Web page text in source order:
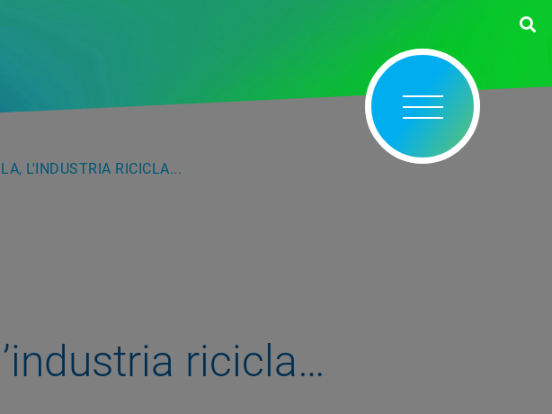
L'INDUSTRIA RICICLA...
ricicla…